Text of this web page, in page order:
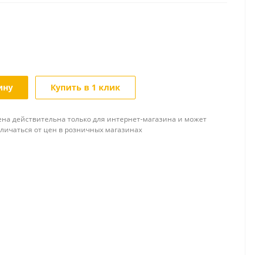
Купить в 1 клик
действительна только для интернет-магазина и может
от цен в розничных магазинах